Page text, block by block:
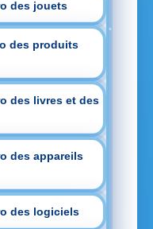
des jouets
des produits
des livres et des
des appareils
des logiciels